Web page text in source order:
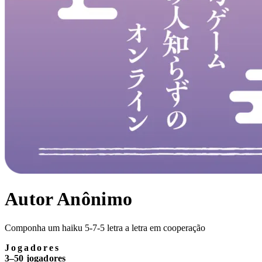
Autor Anônimo
Componha um haiku 5-7-5 letra a letra em cooperação
Jogadores
3–50 jogadores